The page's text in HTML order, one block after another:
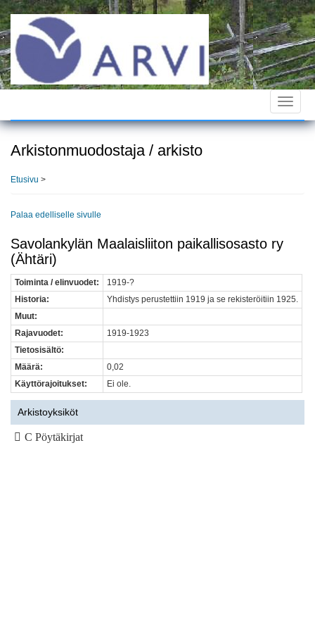
Hyppää
pääsisältöön
Toggle
Arkistonmuodostaja / arkisto
Etusivu >
Palaa edelliselle sivulle
Savolankylän Maalaisliiton paikallisosasto ry
(Ähtäri)
Toiminta / elinvuodet:
1919-?
Historia:
Yhdistys perustettiin 1919 ja se rekisteröitiin 1925.
Muut:
Rajavuodet:
1919-1923
Tietosisältö:
Määrä:
0,02
Käyttörajoitukset:
Ei ole.
Arkistoyksiköt
C Pöytäkirjat